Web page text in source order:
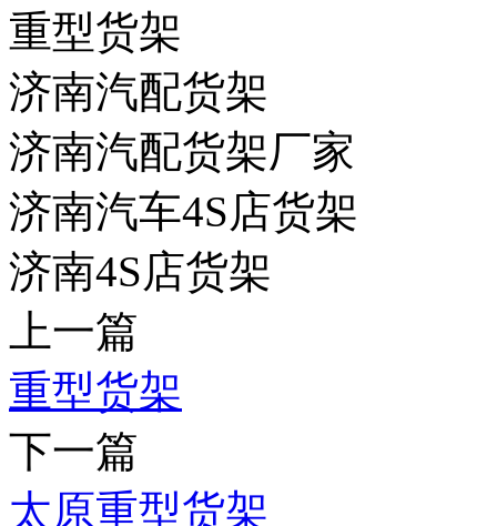
重型货架
济南汽配货架
济南汽配货架厂家
济南汽车4S店货架
济南4S店货架
上一篇
重型货架
下一篇
太原重型货架